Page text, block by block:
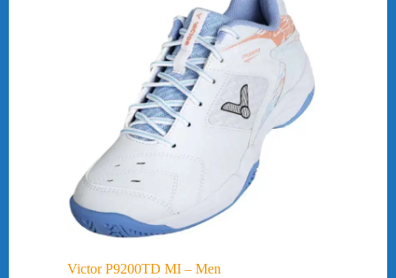
Victor P9200TD MI – Men